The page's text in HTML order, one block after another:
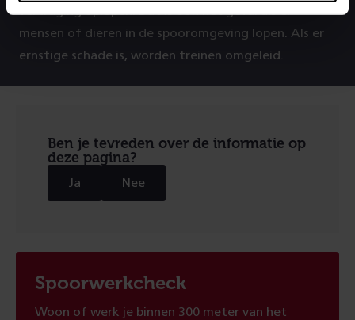
mensen of dieren in de spooromgeving lopen. Als er
ernstige schade is, worden treinen omgeleid.
Ben je tevreden over de informatie op
deze pagina?
Ja Nee
Spoorwerkcheck
Woon of werk je binnen 300 meter van het